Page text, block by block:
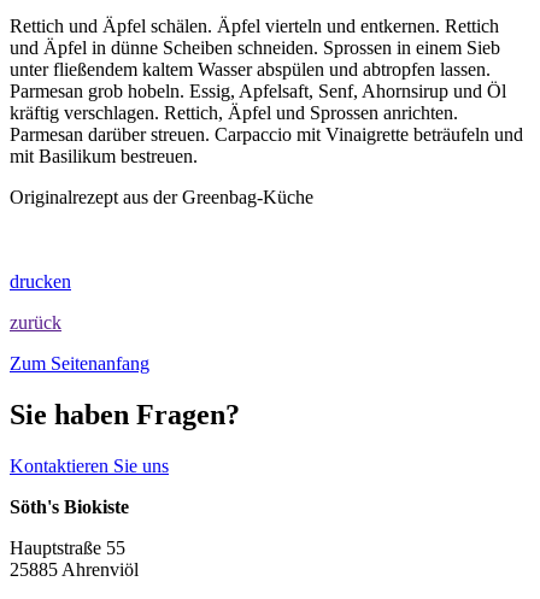
Rettich und Äpfel schälen. Äpfel vierteln und entkernen. Rettich
und Äpfel in dünne Scheiben schneiden. Sprossen in einem Sieb
unter fließendem kaltem Wasser abspülen und abtropfen lassen.
Parmesan grob hobeln. Essig, Apfelsaft, Senf, Ahornsirup und Öl
kräftig verschlagen. Rettich, Äpfel und Sprossen anrichten.
Parmesan darüber streuen. Carpaccio mit Vinaigrette beträufeln und
mit Basilikum bestreuen.
Originalrezept aus der Greenbag-Küche
drucken
zurück
Zum Seitenanfang
Sie haben Fragen?
Kontaktieren Sie uns
Söth's Biokiste
Hauptstraße 55
25885 Ahrenviöl